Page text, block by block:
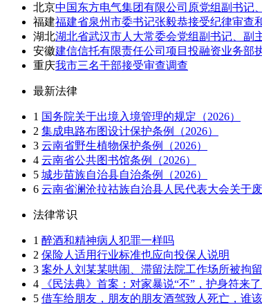
北京中国东方电气集团有限公司原党组副书记
福建福建省泉州市委书记张毅恭接受纪律审查
湖北湖北省武汉市人大常委会党组副书记、副
安徽建信信托有限责任公司项目投融资业务部
重庆我市三名干部接受审查调查
最新法律
1 国务院关于出境入境管理的规定（2026）
2 集成电路布图设计保护条例（2026）
3 云南省野生植物保护条例（2026）
4 云南省公共图书馆条例（2026）
5 城步苗族自治县自治条例（2026）
6 云南省澜沧拉祜族自治县人民代表大会关于
法律常识
1 醉酒和精神病人犯罪一样吗
2 保险人适用行业标准也应向投保人说明
3 案外人刘某某哄闹、滞留法院工作场所被拘
4
《民法典》首案：对家暴说“不”，护身符来了
5 借车给朋友，朋友的朋友酒驾致人死亡，谁